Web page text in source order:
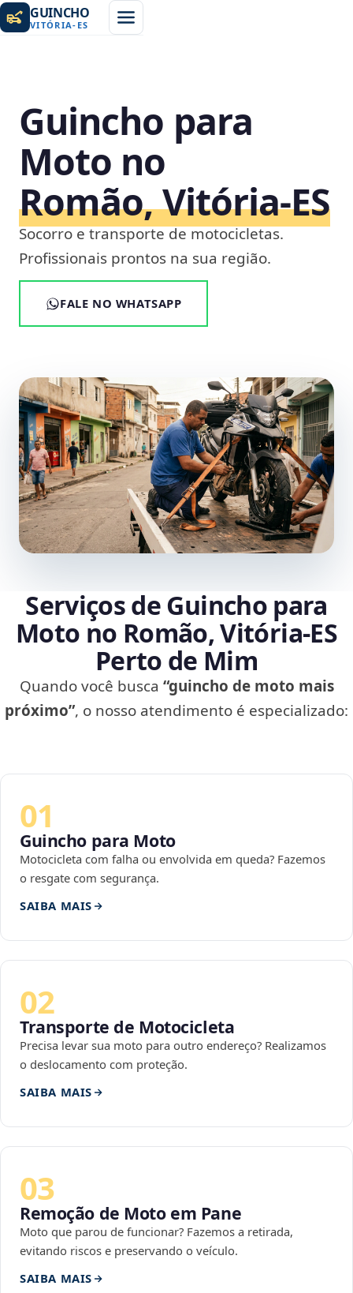
GUINCHO
VITÓRIA- ES
Guincho para
Moto no
Romão, Vitória‑ES
Socorro e transporte de motocicletas.
Profissionais prontos na sua região.
FALE NO WHATSAPP
Serviços de Guincho para
Moto no Romão, Vitória‑ES
Perto de Mim
Quando você busca “guincho de moto mais
próximo”, o nosso atendimento é especializado:
01
Guincho para Moto
Motocicleta com falha ou envolvida em queda? Fazemos
o resgate com segurança.
SAIBA MAIS
02
Transporte de Motocicleta
Precisa levar sua moto para outro endereço? Realizamos
o deslocamento com proteção.
SAIBA MAIS
03
Remoção de Moto em Pane
Moto que parou de funcionar? Fazemos a retirada,
evitando riscos e preservando o veículo.
SAIBA MAIS